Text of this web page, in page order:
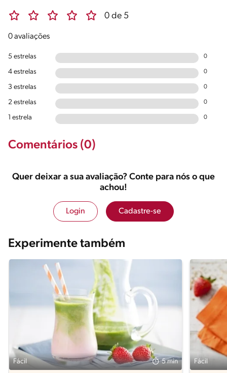
0 de 5
0 avaliações
5 estrelas 0
4 estrelas 0
3 estrelas 0
2 estrelas 0
1 estrela 0
Comentários (0)
Quer deixar a sua avaliação? Conte para nós o que
achou!
Login Cadastre-se
Experimente também
Fácil 5 min Fácil